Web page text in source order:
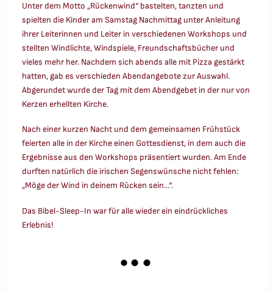
Unter dem Motto „Rückenwind“ bastelten, tanzten und
spielten die Kinder am Samstag Nachmittag unter Anleitung
ihrer Leiterinnen und Leiter in verschiedenen Workshops und
stellten Windlichte, Windspiele, Freundschaftsbücher und
vieles mehr her. Nachdem sich abends alle mit Pizza gestärkt
hatten, gab es verschieden Abendangebote zur Auswahl.
Abgerundet wurde der Tag mit dem Abendgebet in der nur von
Kerzen erhellten Kirche.
Nach einer kurzen Nacht und dem gemeinsamen Frühstück
feierten alle in der Kirche einen Gottesdienst, in dem auch die
Ergebnisse aus den Workshops präsentiert wurden. Am Ende
durften natürlich die irischen Segenswünsche nicht fehlen:
„Möge der Wind in deinem Rücken sein…“.
Das Bibel-Sleep-In war für alle wieder ein eindrückliches
Erlebnis!